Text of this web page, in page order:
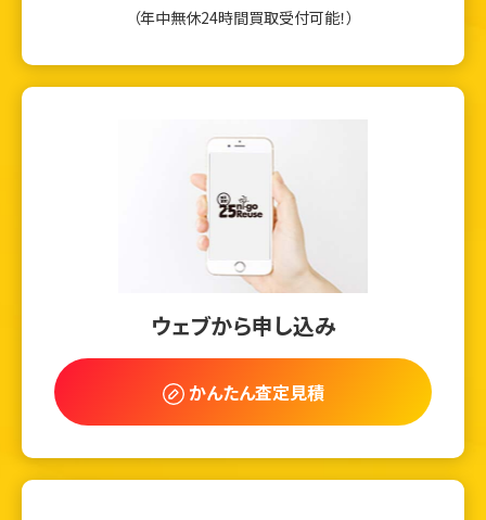
（年中無休24時間買取受付可能！）
ウェブから申し込み
かんたん査定見積